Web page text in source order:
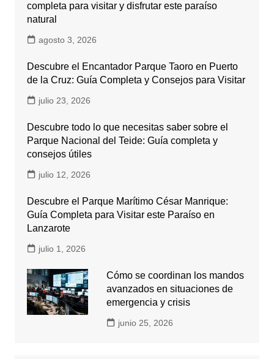
completa para visitar y disfrutar este paraíso
natural
agosto 3, 2026
Descubre el Encantador Parque Taoro en Puerto
de la Cruz: Guía Completa y Consejos para Visitar
julio 23, 2026
Descubre todo lo que necesitas saber sobre el
Parque Nacional del Teide: Guía completa y
consejos útiles
julio 12, 2026
Descubre el Parque Marítimo César Manrique:
Guía Completa para Visitar este Paraíso en
Lanzarote
julio 1, 2026
Cómo se coordinan los mandos
avanzados en situaciones de
emergencia y crisis
junio 25, 2026